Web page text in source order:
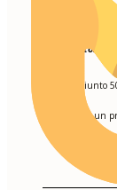
Drive Motors LLC
Ha raggiunto
Ha creato un